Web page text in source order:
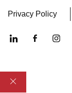
Privacy Policy